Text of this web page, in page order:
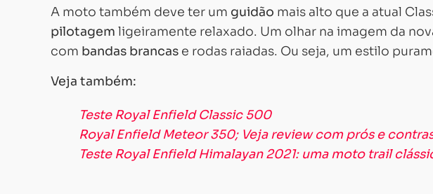
A moto também deve ter um guidão mais alto que a atual
pilotagem ligeiramente relaxado. Um olhar na imagem da
com bandas brancas e rodas raiadas. Ou seja, um estilo
Veja também:
Teste Royal Enfield Classic 500
Royal Enfield Meteor 350; Veja review com prós e
Teste Royal Enfield Himalayan 2021: uma moto trail